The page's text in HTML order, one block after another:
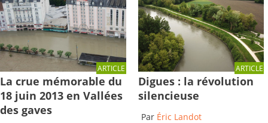
ARTICLE
La crue mémorable du
18 juin 2013 en Vallées
des gaves
ARTICLE
Digues : la révolution
silencieuse
Par Éric Landot